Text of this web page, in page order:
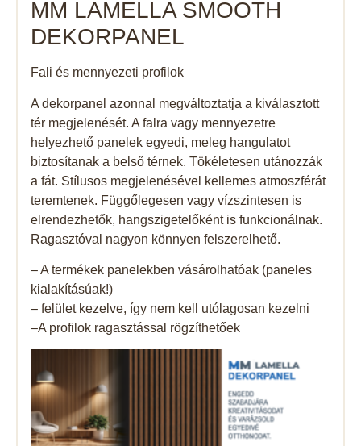
MM LAMELLA SMOOTH
DEKORPANEL
Fali és mennyezeti profilok
A dekorpanel azonnal megváltoztatja a kiválasztott
tér megjelenését. A falra vagy mennyezetre
helyezhető panelek egyedi, meleg hangulatot
biztosítanak a belső térnek. Tökéletesen utánozzák
a fát. Stílusos megjelenésével kellemes atmoszférát
teremtenek. Függőlegesen vagy vízszintesen is
elrendezhetők, hangszigetelőként is funkcionálnak.
Ragasztóval nagyon könnyen felszerelhető.
– A termékek panelekben vásárolhatóak (paneles
kialakításúak!)
– felület kezelve, így nem kell utólagosan kezelni
–A profilok ragasztással rögzíthetőek